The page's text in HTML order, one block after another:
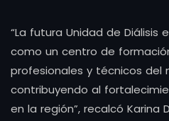
“La futura Unidad de Diálisis
como un centro de
profesionales y técnicos del
contribuyendo al
en la región”, recalcó Karina